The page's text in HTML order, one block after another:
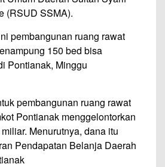
(RSUD SSMA).
pembangunan ruang rawat
150 bed bisa
Pontianak, Minggu
pembangunan ruang rawat
Pontianak menggelontorkan
Menurutnya, dana itu
Pendapatan Belanja Daerah